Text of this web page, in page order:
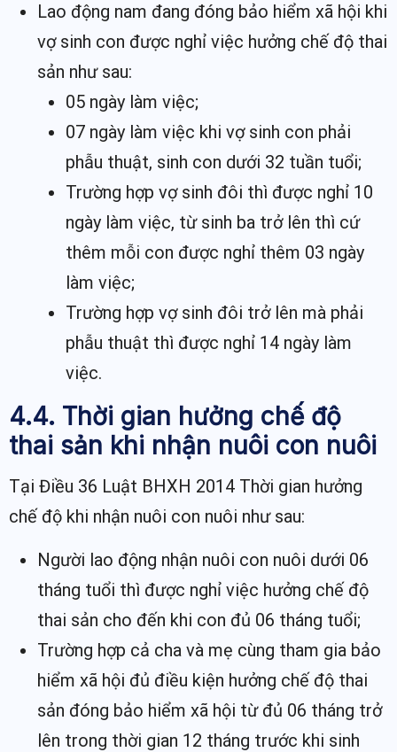
Lao động nam đang đóng bảo hiểm xã hội khi
vợ sinh con được nghỉ việc hưởng chế độ thai
sản như sau:
05 ngày làm việc;
07 ngày làm việc khi vợ sinh con phải
phẫu thuật, sinh con dưới 32 tuần tuổi;
Trường hợp vợ sinh đôi thì được nghỉ 10
ngày làm việc, từ sinh ba trở lên thì cứ
thêm mỗi con được nghỉ thêm 03 ngày
làm việc;
Trường hợp vợ sinh đôi trở lên mà phải
phẫu thuật thì được nghỉ 14 ngày làm
việc.
4.4. Thời gian hưởng chế độ
thai sản khi nhận nuôi con nuôi
Tại Điều 36 Luật BHXH 2014 Thời gian hưởng
chế độ khi nhận nuôi con nuôi như sau:
Người lao động nhận nuôi con nuôi dưới 06
tháng tuổi thì được nghỉ việc hưởng chế độ
thai sản cho đến khi con đủ 06 tháng tuổi;
Trường hợp cả cha và mẹ cùng tham gia bảo
hiểm xã hội đủ điều kiện hưởng chế độ thai
sản đóng bảo hiểm xã hội từ đủ 06 tháng trở
lên trong thời gian 12 tháng trước khi sinh